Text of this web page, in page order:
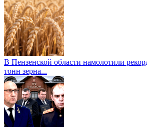
В Пензенской области намолотили
тонн зерна...